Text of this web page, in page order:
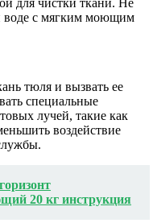
для чистки ткани. Не
воде с мягким моющим
тюля и вызвать ее
специальные
лучей, такие как
воздействие
20 кг инструкция